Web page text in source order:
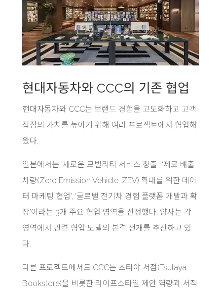
현대자동차와 CCC의 기존 협업
현대자동차와 CCC는 브랜드 경험을 고도화하고 고객
접점의 가치를 높이기 위해 여러 프로젝트에서 협업해
왔다.
일본에서는 ‘새로운 모빌리티 서비스 창출’, ‘제로 배출
차량(Zero Emission Vehicle, ZEV) 확대를 위한 데이
터 마케팅 협업’, ‘글로벌 전기차 경험 플랫폼 개발과 확
장’이라는 3개 주요 협업 영역을 선정했다. 양사는 각
영역에서 관련 협업 모델의 본격 전개를 추진하고 있
다.
다른 프로젝트에서도 CCC는 츠타야 서점(Tsutaya
Bookstore)을 비롯한 라이프스타일 제안 역량과 서적·